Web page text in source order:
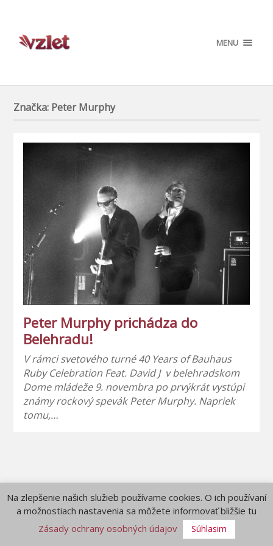
MENU
Značka: Peter Murphy
Peter Murphy prichádza do
Belehradu!
V rámci svetového turné 40 Years of Bauhaus
Ruby Celebration Feat. David J v belehradskom
Dome mládeže 9. novembra po prvýkrát vystúpi
známy rockový spevák Peter Murphy. Napriek
tomu,…
Na zlepšenie našich služieb používame cookies. O ich používaní
a možnostiach nastavenia sa môžete informovať bližšie tu
Zásady ochrany osobných údajov
Súhlasim